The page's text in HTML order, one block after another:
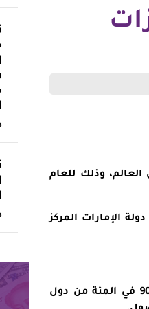
وذلك للعام
دولة الإمارات المركز
الوصول إلى أكثر من 90 في المئة من دول